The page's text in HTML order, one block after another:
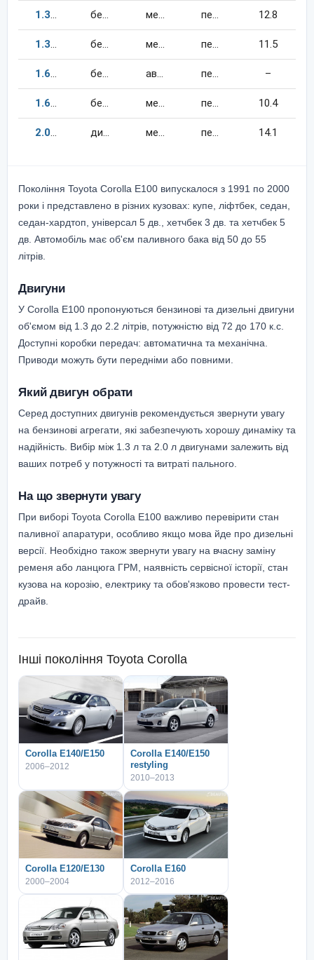
1.375 бензин механіка передній 12.8
1.388 бензин механіка передній 11.5
1.6114 бензин автомат передній –
1.6114 бензин механіка передній 10.4
2.072 дизель механіка передній 14.1
Покоління Toyota Corolla E100 випускалося з 1991 по 2000
роки і представлено в різних кузовах: купе, ліфтбек, седан,
седан-хардтоп, універсал 5 дв., хетчбек 3 дв. та хетчбек 5
дв. Автомобіль має об'єм паливного бака від 50 до 55
літрів.
Двигуни
У Corolla E100 пропонуються бензинові та дизельні двигуни
об'ємом від 1.3 до 2.2 літрів, потужністю від 72 до 170 к.с.
Доступні коробки передач: автоматична та механічна.
Приводи можуть бути передніми або повними.
Який двигун обрати
Серед доступних двигунів рекомендується звернути увагу
на бензинові агрегати, які забезпечують хорошу динаміку та
надійність. Вибір між 1.3 л та 2.0 л двигунами залежить від
ваших потреб у потужності та витраті пального.
На що звернути увагу
При виборі Toyota Corolla E100 важливо перевірити стан
паливної апаратури, особливо якщо мова йде про дизельні
версії. Необхідно також звернути увагу на вчасну заміну
ременя або ланцюга ГРМ, наявність сервісної історії, стан
кузова на корозію, електрику та обов'язково провести тест-
драйв.
Інші покоління Toyota Corolla
Corolla E140/E150
2006–2012
Corolla E140/E150
restyling
2010–2013
Corolla E120/E130
2000–2004
Corolla E160
2012–2016